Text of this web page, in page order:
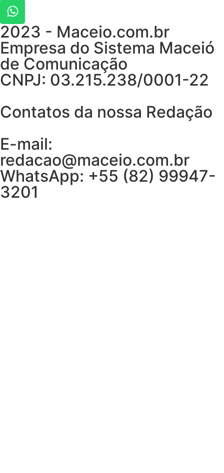
2023 - Maceio.com.br
Empresa do Sistema Maceió
de Comunicação
CNPJ: 03.215.238/0001-22
Contatos da nossa Redação
E-mail:
redacao@maceio.com.br
WhatsApp: +55 (82) 99947-
3201